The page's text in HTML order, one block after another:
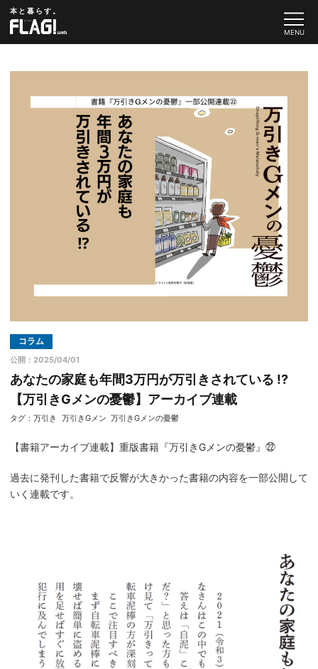
本と暮らす。
コラム
公開：2025/04/01
あなたの家庭も年間3万円が万引きされている !?
【万引きGメンの憂鬱】アーカイブ連載
タグ： 万引き 万引きGメン 万引きGメンの憂鬱
【書籍アーカイブ連載】重版書籍『万引きGメンの憂鬱』㉒
過去に発刊した書籍で反響が大きかった書籍の内容を一部公開して
いく連載です。